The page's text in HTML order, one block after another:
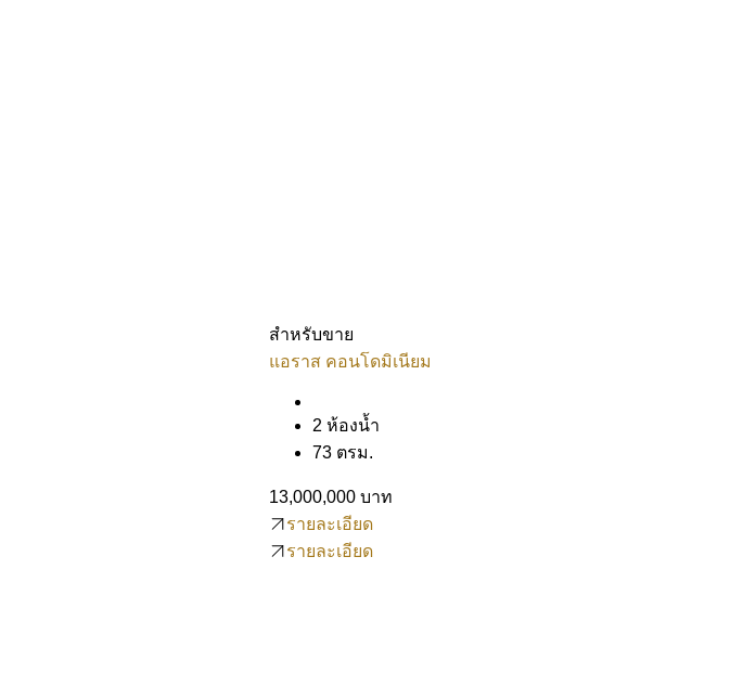
สำหรับขาย
แอราส คอนโดมิเนียม
2 ห้องน้ำ
73 ตรม.
13,000,000 บาท
รายละเอียด
รายละเอียด